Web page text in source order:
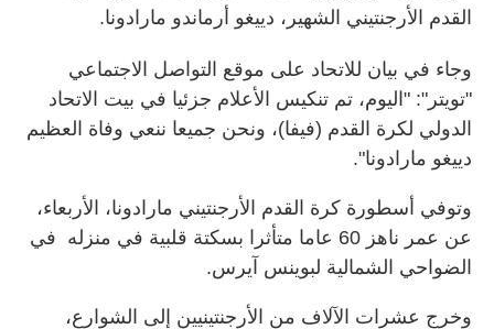
القدم الأرجنتيني الشهير، دييغو أرماندو مارادونا.
وجاء في بيان للاتحاد على موقع التواصل الاجتماعي
"تويتر": "اليوم، تم تنكيس الأعلام جزئيا في بيت الاتحاد
الدولي لكرة القدم (فيفا)، ونحن جميعا ننعي وفاة العظيم
دييغو مارادونا".
وتوفي أسطورة كرة القدم الأرجنتيني مارادونا، الأربعاء،
عن عمر ناهز 60 عاما متأثرا بسكتة قلبية في منزله في
الضواحي الشمالية لبوينس آيرس.
وخرج عشرات الآلاف من الأرجنتينيين إلى الشوارع،